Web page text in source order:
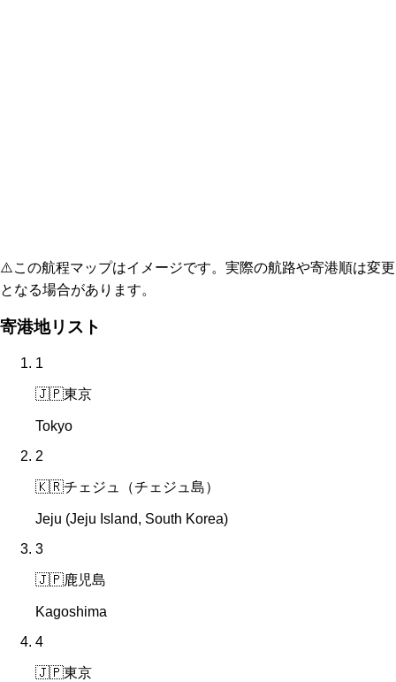
⚠️この航程マップはイメージです。実際の航路や寄港順は変更
となる場合があります。
寄港地リスト
1
🇯🇵東京
Tokyo
2
🇰🇷チェジュ（チェジュ島）
Jeju (Jeju Island, South Korea)
3
🇯🇵鹿児島
Kagoshima
4
🇯🇵東京